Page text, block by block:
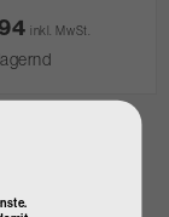
inkl. MwSt.